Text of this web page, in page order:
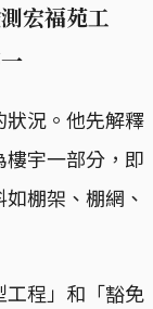
宏福苑工
況。他先解釋
宇一部分，即
棚架、棚網、
程」和「豁免